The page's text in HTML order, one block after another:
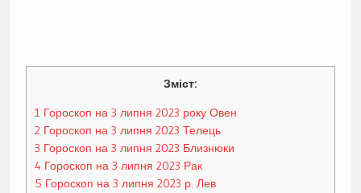
Зміст:
1 Гороскоп на 3 липня 2023 року Овен
2Гороскоп на 3 липня 2023 Телець
3 Гороскоп на 3 липня 2023 Близнюки
4 Гороскоп на 3 липня 2023 Рак
5 Гороскоп на 3 липня 2023 р. Лев